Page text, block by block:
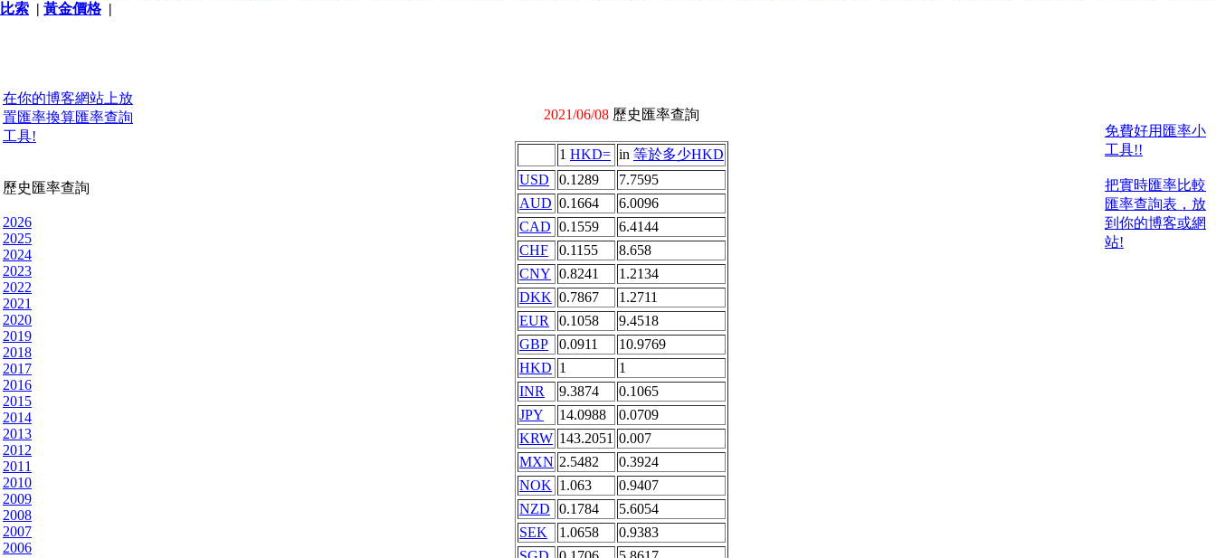
比索 | 黃金價格|
在你的博客網站上放
置匯率換算匯率查詢
工具!
歷史匯率查詢
2026
2025
2024
2023
2022
2021
2020
2019
2018
2017
2016
2015
2014
2013
2012
2011
2010
2009
2008
2007
2006
2021/06/08 歷史匯率查詢
1 HKD= in 等於多少HKD
USD
0.1289
7.7595
AUD 0.1664
6.0096
CAD 0.1559
6.4144
CHF
0.1155
8.658
CNY 0.8241
1.2134
DKK 0.7867
1.2711
EUR
0.1058
9.4518
GBP
0.0911
10.9769
HKD 1
1
INR
9.3874
0.1065
JPY
14.0988
0.0709
KRW 143.2051 0.007
MXN 2.5482
0.3924
NOK 1.063
0.9407
NZD
0.1784
5.6054
SEK
1.0658
0.9383
免費好用匯率小
工具!!
把實時匯率比較
匯率查詢表，放
到你的博客或網
站!